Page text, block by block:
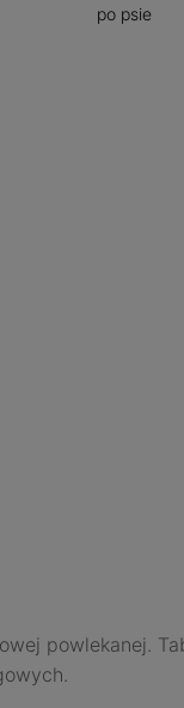
po psie
powlekanej.